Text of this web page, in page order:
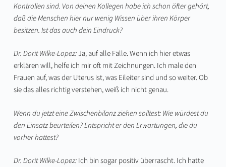
Kontrollen sind. Von deinen Kollegen habe ich schon öfter gehört,
daß die Menschen hier nur wenig Wissen über ihren Körper
besitzen. Ist das auch dein Eindruck?
Dr. Dorit Wilke-Lopez:Ja, auf alle Fälle. Wenn ich hier etwas
erklären will, helfe ich mir oft mit Zeichnungen. Ich male den
Frauen auf, was der Uterus ist, was Eileiter sind und so weiter. Ob
sie das alles richtig verstehen, weiß ich nicht genau.
Wenn du jetzt eine Zwischenbilanz ziehen solltest: Wie würdest du
den Einsatz beurteilen? Entspricht er den Erwartungen, die du
vorher hattest?
Dr. Dorit Wilke-Lopez:Ich bin sogar positiv überrascht. Ich hatte